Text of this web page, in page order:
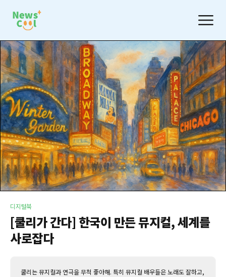
디지털북
[쿨리가 간다] 한국이 만든 뮤지컬, 세계를
사로잡다
쿨리는 뮤지컬과 연극을 무척 좋아해. 특히 뮤지컬 배우들은 노래도 잘하고,